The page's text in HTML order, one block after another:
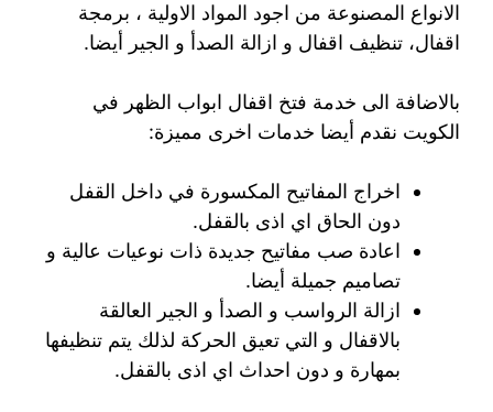
الانواع المصنوعة من اجود المواد الاولية ، برمجة
اقفال، تنظيف اقفال و ازالة الصدأ و الجير أيضا.
بالاضافة الى خدمة فتخ اقفال ابواب الظهر في
الكويت نقدم أيضا خدمات اخرى مميزة:
اخراج المفاتيح المكسورة في داخل القفل
دون الحاق اي اذى بالقفل.
اعادة صب مفاتيح جديدة ذات نوعيات عالية و
تصاميم جميلة أيضا.
ازالة الرواسب و الصدأ و الجير العالقة
بالاقفال و التي تعيق الحركة لذلك يتم تنظيفها
بمهارة و دون احداث اي اذى بالقفل.